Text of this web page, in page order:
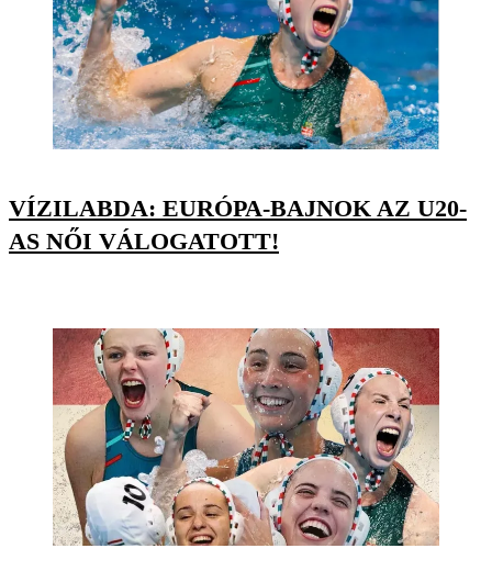
VÍZILABDA: EURÓPA-BAJNOK AZ U20-
AS NŐI VÁLOGATOTT!